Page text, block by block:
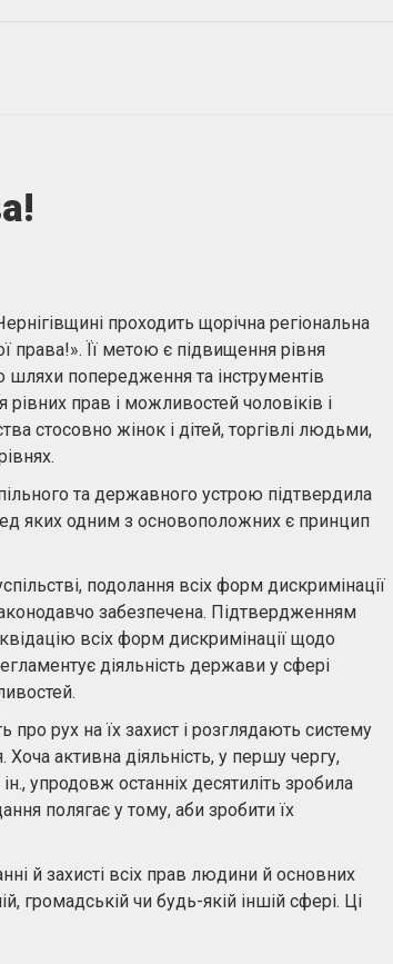
проходить щорічна регіональна
права!». Її метою є підвищення рівня
шляхи попередження та інструментів
рівних прав і можливостей чоловіків і
стосовно жінок і дітей, торгівлі людьми,
та державного устрою підтвердила
яких одним з основоположних є принцип
подолання всіх форм дискримінації
забезпечена. Підтвердженням
всіх форм дискримінації щодо
діяльність держави у сфері
рух на їх захист і розглядають систему
активна діяльність, у першу чергу,
упродовж останніх десятиліть зробила
полягає у тому, аби зробити їх
й захисті всіх прав людини й основних
громадській чи будь-якій іншій сфері. Ці